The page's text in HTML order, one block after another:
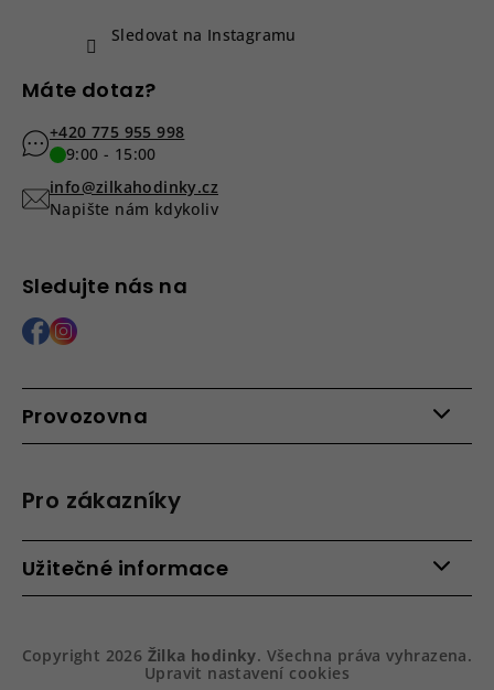
Pro zákazníky
Věrnostní program
Obchodní podmínky
Sledovat na Instagramu
Máte dotaz?
+420 775 955 998
9:00 - 15:00
info@zilkahodinky.cz
Napište nám kdykoliv
Sledujte nás na
Provozovna
Roháčova 639, 390 02 Tábor
Užitečné informace
Dárkové balení hodinek
Copyright 2026 Žilka hodinky. Všechna práva vyhrazena.
Upravit nastavení cookies